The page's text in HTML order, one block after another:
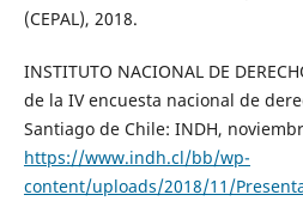
(CEPAL), 2018.
INSTITUTO NACIONAL DE
de la IV encuesta nacional de
Santiago de Chile: INDH,
https://www.indh.cl/bb/wp-
content/uploads/2018/11/